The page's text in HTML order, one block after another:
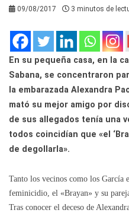
09/08/2017 3 minutos de
En su pequeña casa, en la
Sabana, se concentraron
la embarazada Alexandra
mató su mejor amigo por
de sus allegados tenía una
todos coincidían que «el
de degollarla».
Tanto los vecinos como los García
feminicidio, el «Brayan» y su
Tras conocer el deceso de